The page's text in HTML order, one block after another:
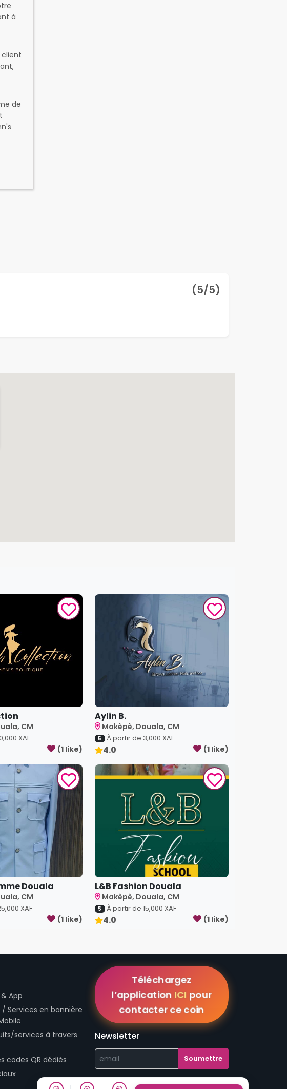
à
client
de
(5/5)
CM
XAF
(1 like)
Aylin B.
Makèpè, Douala, CM
5 À partir de 3,000 XAF
4.0 (1 like)
Douala
CM
XAF
(1 like)
L&B Fashion Douala
Makèpè, Douala, CM
5 À partir de 15,000 XAF
4.0 (1 like)
App
Services en bannière
services à travers
codes QR dédiés
Téléchargez
l’application ICI pour
contacter ce coin
Newsletter